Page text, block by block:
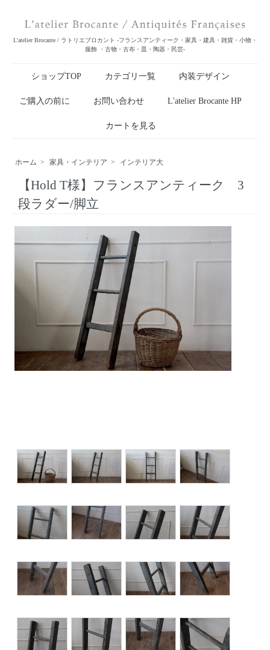
L'atelier Brocante / ラトリエブロカント -フランスアンティーク・家具・建具・雑貨・小物・
服飾 ・古物・古布・皿・陶器・民芸-
ショップTOP カテゴリ一覧 内装デザイン
ご購入の前に お問い合わせ L'atelier Brocante HP
カートを見る
ホーム > 家具・インテリア > インテリア大
【Hold T様】フランスアンティーク 3
段ラダー/脚立